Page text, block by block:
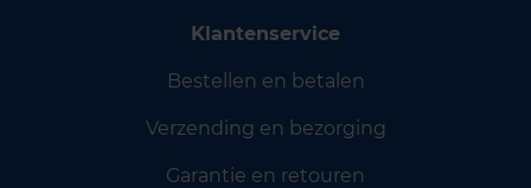
Klantenservice
Bestellen en betalen
Verzending en bezorging
Garantie en retouren